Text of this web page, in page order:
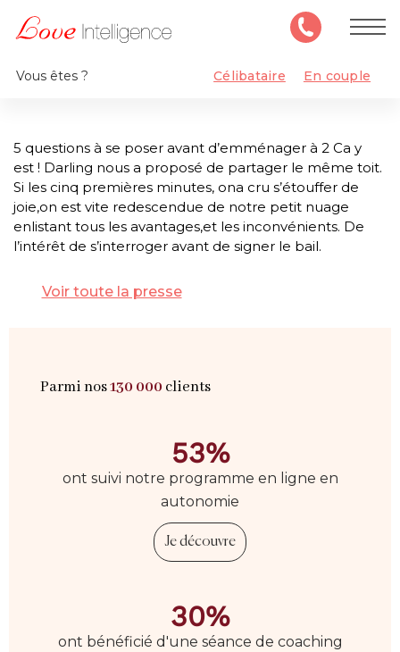
Vous êtes ? Célibataire En couple
5 questions à se poser avant d’emménager à 2 Ca y
est ! Darling nous a proposé de partager le même toit.
Si les cinq premières minutes, ona cru s’étouffer de
joie,on est vite redescendue de notre petit nuage
enlistant tous les avantages,et les inconvénients. De
l’intérêt de s’interroger avant de signer le bail.
Voir toute la presse
Parmi nos130 000 clients
53%
ont suivi notre programme en ligne en
autonomie
Je découvre
30%
ont bénéficié d'une séance de coaching